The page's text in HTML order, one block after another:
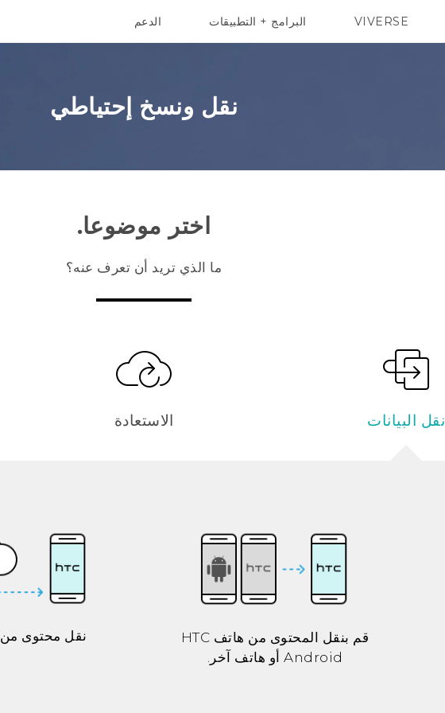
G REIGNS أجهزة الهواتف الذكية VIVERSE البرامج + التطبيقات الدعم
نقل ونسخ إحتياطي
اختر موضوعا.
ما الذي تريد أن تعرف عنه؟
نقل البيانات الاستعادة
قم بنقل المحتوى من هاتف HTC
Androidأو هاتف آخر.
نقل محتوى من